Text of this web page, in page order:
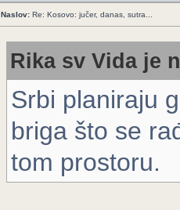
Naslov: Re: Kosovo: jučer, danas, sutra...
Rika sv Vida je
Srbi planiraju
briga što se
tom prostoru.